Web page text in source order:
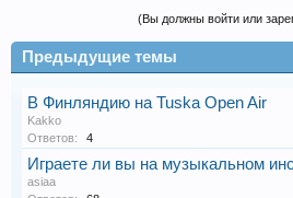
(Вы должны войти или
Предыдущие темы
В Финляндию на Tuska Open Air
Kakko
Ответов:
4
Играете ли вы на музыкальном
asiaa